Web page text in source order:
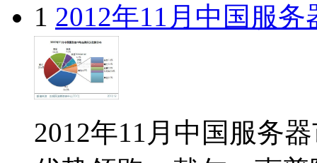
1 2012年11月中国服
2012年11月中国服务